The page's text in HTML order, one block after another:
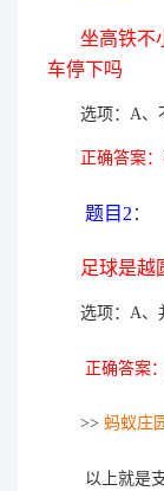
坐高铁不
车停下吗
选项：A、
正确答案：
题目2 ：
足球是越
选项：A、
正确答案：
>> 蚂蚁庄
以上就是